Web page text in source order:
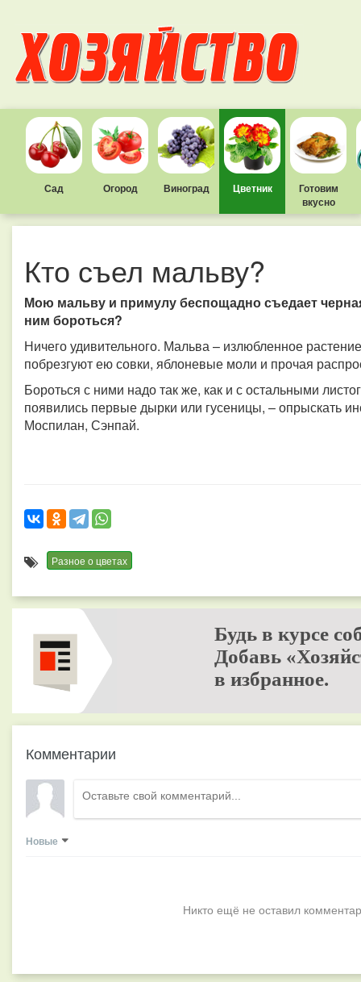
Сад Огород Виноград Цветник
Готовим
вкусно
Кто съел мальву?
Мою мальву и примулу беспощадно съедает
ним бороться?
Ничего удивительного. Мальва – излюбленное
побрезгуют ею совки, яблоневые моли и прочая
Бороться с ними надо так же, как и с остальными
появились первые дырки или гусеницы, – опрыскать
Моспилан, Сэнпай.
Разное о цветах
Будь в курсе
Добавь
в избранное.
Комментарии
Новые
Никто ещё не оставил